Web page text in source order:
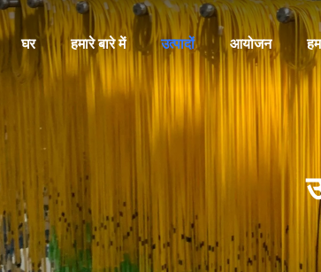
घर हमारे बारे में उत्पादों आयोजन